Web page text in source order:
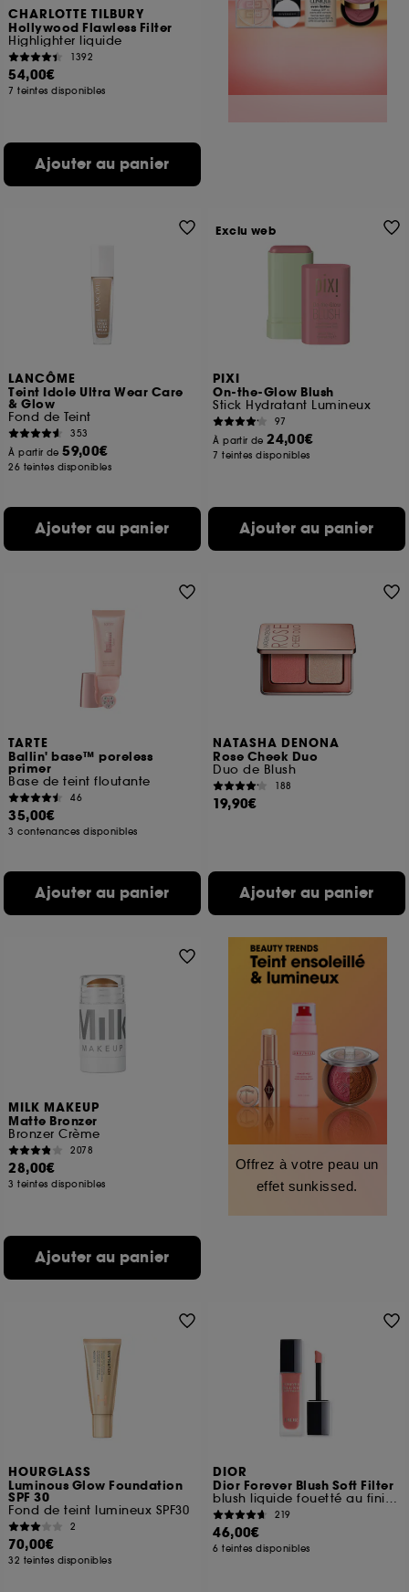
CHARLOTTE TILBURY
Hollywood Flawless Filter
Highlighter liquide
1392
54,00€
7 teintes disponibles
Ajouter au panier
LANCÔME
Teint Idole Ultra Wear Care
& Glow
Fond de Teint
353
À partir de59,00€
26 teintes disponibles
Ajouter au panier
PIXI
On-the-Glow Blush
Stick Hydratant Lumineux
97
À partir de24,00€
7 teintes disponibles
Ajouter au panier
Exclu web
TARTE
Ballin' base™ poreless
primer
Base de teint floutante
46
35,00€
3 contenances disponibles
Ajouter au panier
NATASHA DENONA
Rose Cheek Duo
Duo de Blush
188
19,90€
Ajouter au panier
MILK MAKEUP
Matte Bronzer
Bronzer Crème
2078
28,00€
3 teintes disponibles
Ajouter au panier
Offrez à votre peau un
effet sunkissed.
HOURGLASS
Luminous Glow Foundation
SPF 30
Fond de teint lumineux SPF30
2
70,00€
32 teintes disponibles
DIOR
Dior Forever Blush Soft Filter
blush liquide fouetté au fini mat lumineux
219
46,00€
6 teintes disponibles